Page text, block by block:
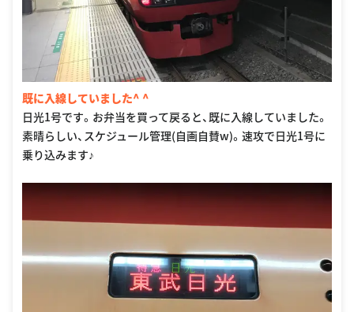
既に入線していました^ ^
日光1号です。お弁当を買って戻ると、既に入線していました。
素晴らしい、スケジュール管理(自画自賛w)。速攻で日光1号に
乗り込みます♪